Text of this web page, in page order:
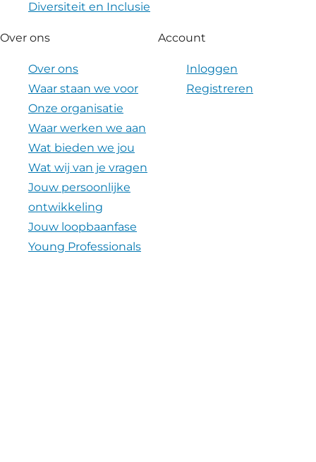
Diversiteit en Inclusie
Over ons
Over ons
Waar staan we voor
Onze organisatie
Waar werken we aan
Wat bieden we jou
Wat wij van je vragen
Jouw persoonlijke
ontwikkeling
Jouw loopbaanfase
Young Professionals
Account
Inloggen
Registreren